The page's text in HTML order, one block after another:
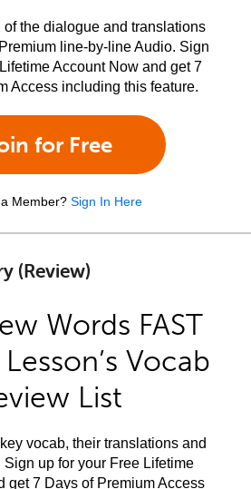
the dialogue and translations
line-by-line Audio. Sign
Account Now and get 7
Access including this feature.
for Free
Member? Sign In Here
(Review)
Words FAST
Vocab
List
vocab, their translations and
up for your Free Lifetime
get 7 Days of Premium Access